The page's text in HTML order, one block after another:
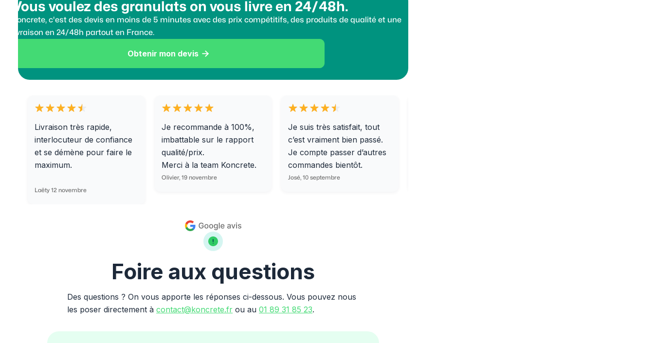
Vous voulez des granulats on vous livre en 24/48h.
Koncrete, c'est des devis en moins de 5 minutes avec des prix compétitifs, des produits de qualité et une
livraison en 24/48h partout en France.
Obtenir mon devis 
Livraison très rapide,
interlocuteur de confiance
et se démène pour faire le
maximum.
Laëty 12 novembre
Je recommande à 100%,
imbattable sur le rapport
qualité/prix.
Merci à la team Koncrete.
Olivier, 19 novembre
Je suis très satisfait, tout
c’est vraiment bien passé.
Je compte passer d’autres
commandes bientôt.
José, 10 septembre
Foire aux questions
Des questions ? On vous apporte les réponses ci-dessous. Vous pouvez nous
les poser directement àcontact@koncrete.fr ou au01 89 31 85 23.